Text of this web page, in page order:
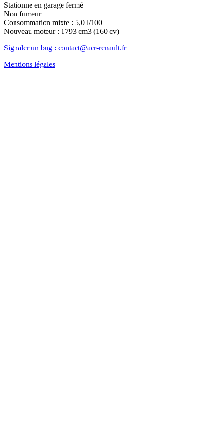
Stationne en garage fermé
Non fumeur
Consommation mixte : 5,0 l/100
Nouveau moteur : 1793 cm3 (160 cv)
Signaler un bug : contact@acr-renault.fr
Mentions légales